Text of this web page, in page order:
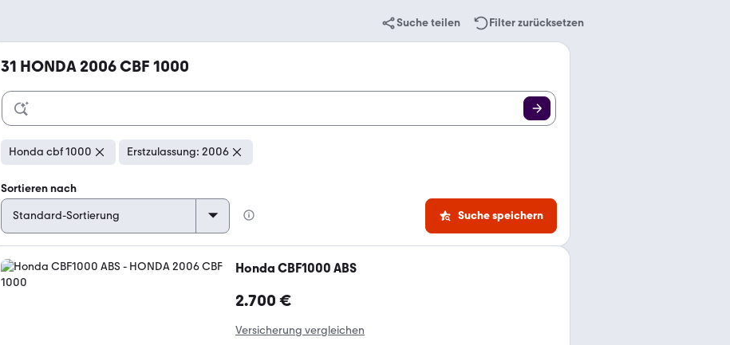
Suche teilen Filter zurücksetzen
31 HONDA 2006 CBF 1000
Honda cbf 1000 Erstzulassung: 2006
Sortieren nach
Suche speichern
Honda CBF1000 ABS
2.700 €
Versicherung vergleichen